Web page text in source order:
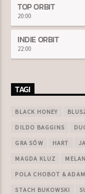
TOP ORBIT
20:00
INDIE ORBIT
22:00
TAGI
BLACK HONEY
DILDO BAGGINS
GRA SÓW HART
MAGDA KLUZ
POLA CHOBOT &
STACH BUKOWSKI